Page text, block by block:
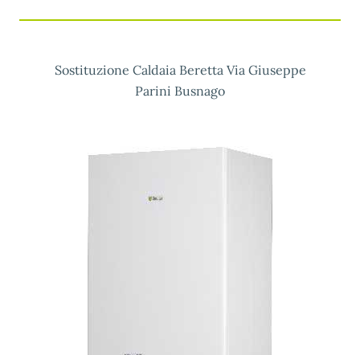
Sostituzione Caldaia Beretta Via Giuseppe
Parini Busnago